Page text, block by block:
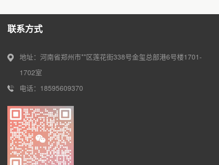
联系方式
地址：河南省郑州市**区莲花街338号金玺总部港6号楼1701-
1702室
电话：18595609370